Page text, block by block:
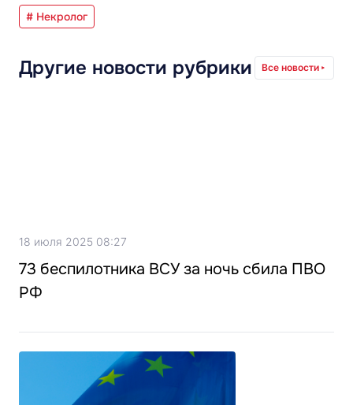
# Некролог
Другие новости рубрики Все новости
18 июля 2025 08:27
73 беспилотника ВСУ за ночь сбила ПВО
РФ